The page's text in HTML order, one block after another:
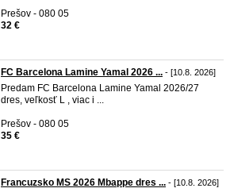
Prešov - 080 05
32 €
FC Barcelona Lamine Yamal 2026 ... - [10.8. 2026]
Predam FC Barcelona Lamine Yamal 2026/27
dres, veľkosť L , viac i ...
Prešov - 080 05
35 €
Francuzsko MS 2026 Mbappe dres ... - [10.8. 2026]